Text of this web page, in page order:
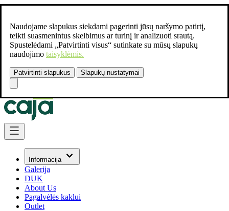
Naudojame slapukus siekdami pagerinti jūsų naršymo patirtį,
teikti suasmenintus skelbimus ar turinį ir analizuoti srautą.
Spustelėdami „Patvirtinti visus“ sutinkate su mūsų slapukų
naudojimo taisyklėmis.
Patvirtinti slapukus Slapukų nustatymai
Susisiekite:
Skip to Content
Informacija
Galerija
DUK
About Us
Pagalvėlės kaklui
Outlet